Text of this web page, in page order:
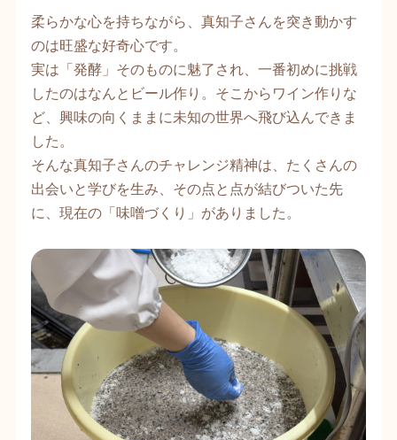
柔らかな心を持ちながら、真知子さんを突き動かす
のは旺盛な好奇心です。
実は「発酵」そのものに魅了され、一番初めに挑戦
したのはなんとビール作り。そこからワイン作りな
ど、興味の向くままに未知の世界へ飛び込んできま
した。
そんな真知子さんのチャレンジ精神は、たくさんの
出会いと学びを生み、その点と点が結びついた先
に、現在の「味噌づくり」がありました。